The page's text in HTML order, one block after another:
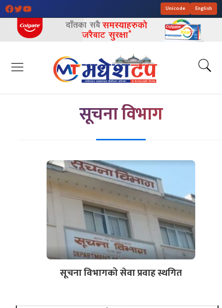
Unicode English
सूचना विभाग
सूचना विभागको सेवा प्रवाह स्थगित